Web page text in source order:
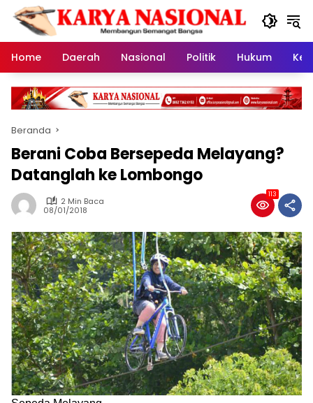
Langsung
konten
Home
Daerah Nasional Politik Hukum
Beranda
Berani Coba Bersepeda Melayang?
Datanglah ke Lombongo
2 Min Baca
08/01/2018
113